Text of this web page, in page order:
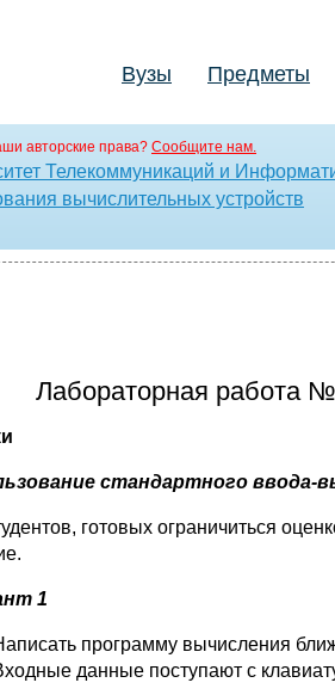
Вузы Предметы
авторские права? Сообщите нам.
Телекоммуникаций и
вычислительных устройств
Лабораторная работа
стандартного ввода-
готовых ограничиться
1
программу вычисления
данные поступают с